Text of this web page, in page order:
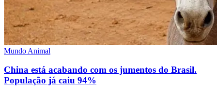
Mundo Animal
China está acabando com os jumentos do Brasil.
População já caiu 94%